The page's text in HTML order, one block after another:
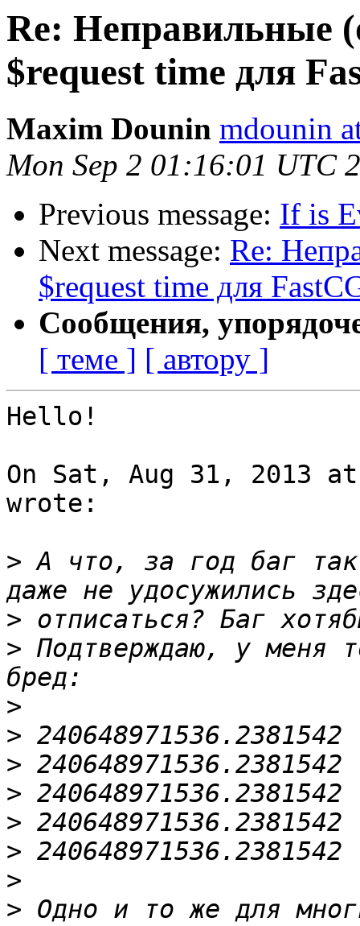
Re: Неправильные
$request time для
Maxim Dounin mdounin
Mon Sep 2 01:16:01 UTC
Previous message: If is
Next message: Re:
$request time для
Сообщения,
[ теме ] [ автору ]
Hello!
On Sat, Aug 31, 2013
wrote:
> А что, за год баг так
>
> Подтверждаю, у меня
>
>
>
>
>
>
>
> Одно и то же для